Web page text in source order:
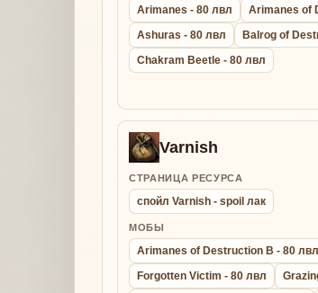
Arimanes - 80 лвл
Arimanes of
Ashuras - 80 лвл
Balrog of
Chakram Beetle - 80 лвл
Varnish
СТРАНИЦА РЕСУРСА
спойл Varnish - spoil лак
МОБЫ
Arimanes of Destruction B - 80 лвл
Forgotten Victim - 80 лвл